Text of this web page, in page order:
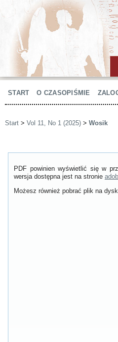
START O CZASOPIŚMIE
Start > Vol 11, No 1 (2025) > Wosik
PDF powinien wyświetlić się w
wersja dostępna jest na stronie
Możesz również pobrać plik na